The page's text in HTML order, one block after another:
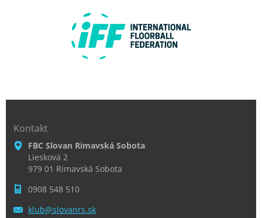
Kontakt
FBC Slovan Rimavská Sobota
Liesková 2
979 01 Rimavská Sobota
0908 548 510
klub@slovanrs.sk